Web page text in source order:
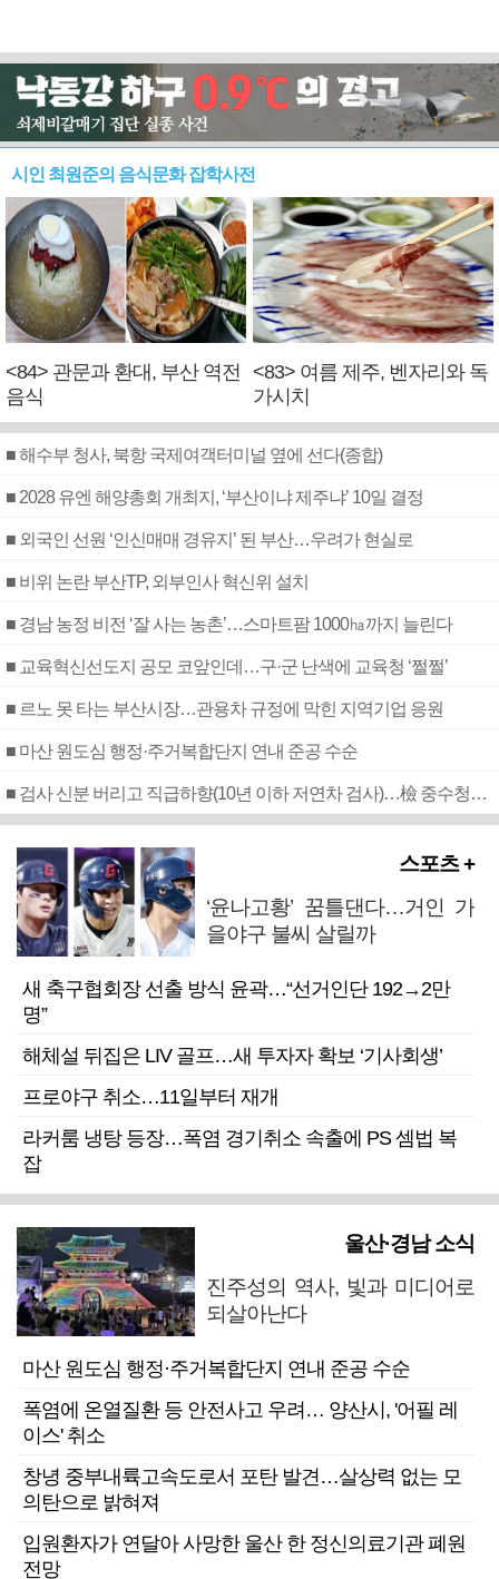
시인 최원준의 음식문화 잡학사전
<84> 관문과 환대, 부산 역전
음식
<83> 여름 제주, 벤자리와 독
가시치
■ 해수부 청사, 북항 국제여객터미널 옆에 선다(종합)
■ 2028 유엔 해양총회 개최지, ‘부산이냐 제주냐’ 10일 결정
■ 외국인 선원 ‘인신매매 경유지’ 된 부산…우려가 현실로
■ 비위 논란 부산TP, 외부인사 혁신위 설치
■ 경남 농정 비전 ‘잘 사는 농촌’…스마트팜 1000㏊까지 늘린다
■ 교육혁신선도지 공모 코앞인데…구·군 난색에 교육청 ‘쩔쩔’
■ 르노 못 타는 부산시장…관용차 규정에 막힌 지역기업 응원
■ 마산 원도심 행정·주거복합단지 연내 준공 수순
■ 검사 신분 버리고 직급하향(10년 이하 저연차 검사)…檢 중수청행 기피
스포츠 +
‘윤나고황’ 꿈틀댄다…거인 가
을야구 불씨 살릴까
새 축구협회장 선출 방식 윤곽…“선거인단 192→2만
명”
해체설 뒤집은 LIV 골프…새 투자자 확보 ‘기사회생’
프로야구 취소…11일부터 재개
라커룸 냉탕 등장…폭염 경기취소 속출에 PS 셈법 복
잡
울산·경남 소식
진주성의 역사, 빛과 미디어로
되살아난다
마산 원도심 행정·주거복합단지 연내 준공 수순
폭염에 온열질환 등 안전사고 우려… 양산시, '어필 레
이스' 취소
창녕 중부내륙고속도로서 포탄 발견…살상력 없는 모
의탄으로 밝혀져
입원환자가 연달아 사망한 울산 한 정신의료기관 폐원
전망